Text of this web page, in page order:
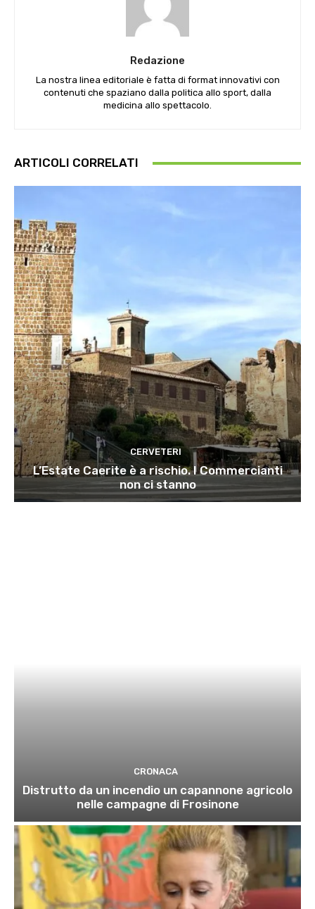
Redazione
La nostra linea editoriale è fatta di format innovativi con
contenuti che spaziano dalla politica allo sport, dalla
medicina allo spettacolo.
ARTICOLI CORRELATI
CERVETERI
L’Estate Caerite è a rischio. I Commercianti
non ci stanno
CRONACA
Distrutto da un incendio un capannone agricolo
nelle campagne di Frosinone